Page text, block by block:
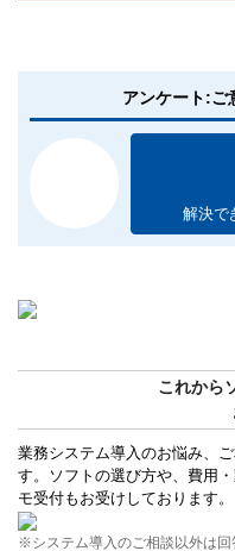
アンケート:ご
解決で
これから
業務システム導入のお悩み、
す。ソフトの選び方や、費用
モ受付もお受けしております。
※システム導入のご相談以外は回